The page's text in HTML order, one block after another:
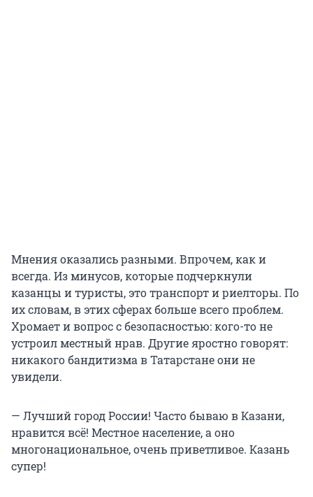
Мнения оказались разными. Впрочем, как и
всегда. Из минусов, которые подчеркнули
казанцы и туристы, это транспорт и риелторы. По
их словам, в этих сферах больше всего проблем.
Хромает и вопрос с безопасностью: кого-то не
устроил местный нрав. Другие яростно говорят:
никакого бандитизма в Татарстане они не
увидели.
— Лучший город России! Часто бываю в Казани,
нравится всё! Местное население, а оно
многонациональное, очень приветливое. Казань
супер!